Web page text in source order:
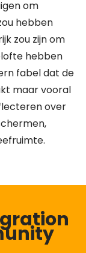
om
hebben
zou zijn om
hebben
fabel dat de
maar vooral
over